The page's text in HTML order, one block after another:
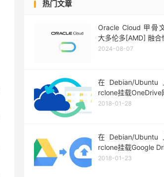
热门文章
Oracle Cloud 甲骨
大多伦多[AMD] 融合
2024-08-07
在Debian/
rclone挂载OneDrive
2018-01-28
在Debian/
rclone挂载Google
2018-01-23